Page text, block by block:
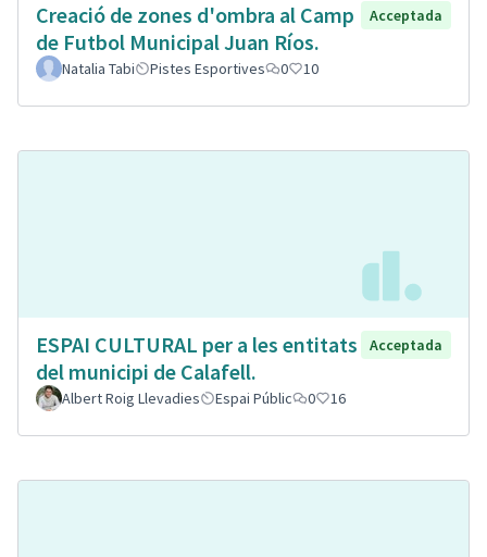
Creació de zones d'ombra al Camp
de Futbol Municipal Juan Ríos.
Acceptada
Natalia Tabi Pistes Esportives 0 10
ESPAI CULTURAL per a les entitats
del municipi de Calafell.
Acceptada
Albert Roig Llevadies Espai Públic 0 16